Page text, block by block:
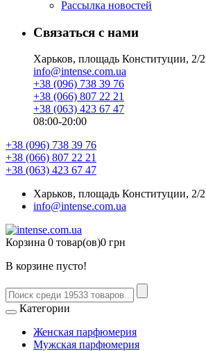
Рассылка новостей
Связаться с нами
Харьков, площадь Конституции, 2/2
info@intense.com.ua
+38 (096) 738 39 76
+38 (066) 807 22 21
+38 (063) 423 67 47
08:00-20:00
+38 (096) 738 39 76
+38 (066) 807 22 21
+38 (063) 423 67 47
Харьков, площадь Конституции, 2/2
info@intense.com.ua
Корзина 0 товар(ов)0 грн
В корзине пусто!
Категории
Женская парфюмерия
Мужская парфюмерия